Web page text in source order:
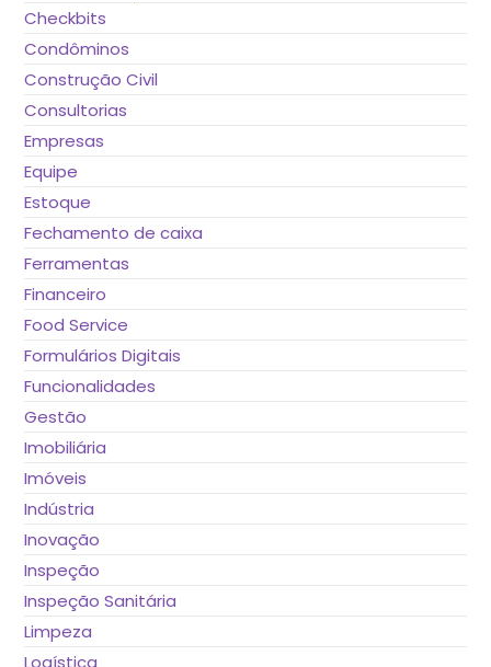
Checkbits
Condôminos
Construção Civil
Consultorias
Empresas
Equipe
Estoque
Fechamento de caixa
Ferramentas
Financeiro
Food Service
Formulários Digitais
Funcionalidades
Gestão
Imobiliária
Imóveis
Indústria
Inovação
Inspeção
Inspeção Sanitária
Limpeza
Logística